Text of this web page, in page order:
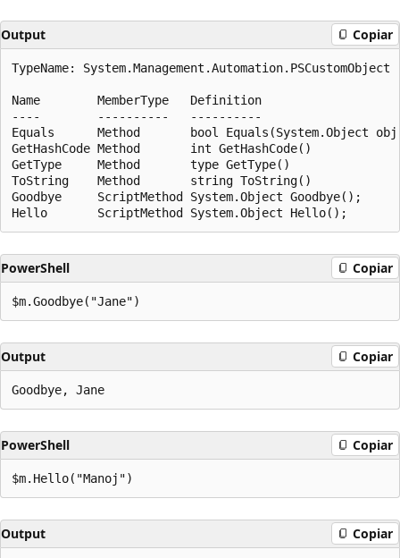
Output Copiar
TypeName: System.Management.Automation.PSCustomObject
Name        MemberType   Definition
----        ----------   ----------
Equals      Method       bool Equals(System.Object
GetHashCode Method       int GetHashCode()
GetType     Method       type GetType()
ToString    Method       string ToString()
Goodbye     ScriptMethod System.Object Goodbye();
PowerShell Copiar
Output Copiar
PowerShell Copiar
Output Copiar